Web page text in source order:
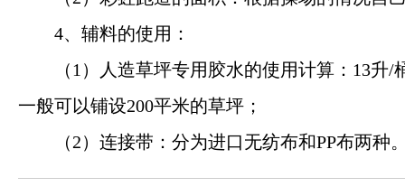
4、辅料的使用：
（1）人造草坪专用胶水的使用计算：13升
一般可以铺设200平米的草坪；
（2）连接带：分为进口无纺布和PP布两种